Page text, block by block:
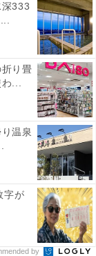
い」（40代
のお湯と呼
県の温泉地」
を抑えた1位
です。あらか
333
り畳
...
温泉
字が
by